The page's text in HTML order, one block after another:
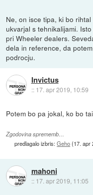
Ne, on isce tipa, ki bo
ukvarjal s tehnikalijami.
pri Wheeler dealers.
dela in reference, da
podrocju.
Invictus
:: 17. apr 2019, 10:59
Potem bo pa jokal, ko bo
Zgodovina sprememb…
predlagalo izbris:Geho(17. apr
mahoni
:: 17. apr 2019, 11:05